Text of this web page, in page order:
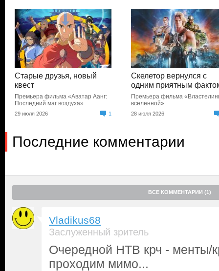
Старые друзья, новый
квест
Премьера фильма «Аватар Аанг:
Последний маг воздуха»
29 июля 2026 1
Скелетор вернулся с
одним приятным
Премьера фильма
вселенной»
28 июля 2026
Последние комментарии
ВСЕ КОММЕНТАРИИ (1)
Vladikus68
Заслуженный зритель
Очередной НТВ крч - менты/
проходим мимо...